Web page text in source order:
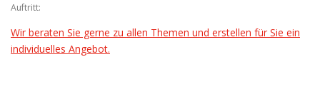
Auftritt:
Wir beraten Sie gerne zu allen Themen und erstellen für Sie ein
individuelles Angebot.